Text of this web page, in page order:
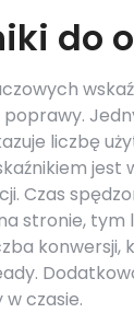
do
liczbę
jest
Czas
stronie, tym
konwersji,
czasie.